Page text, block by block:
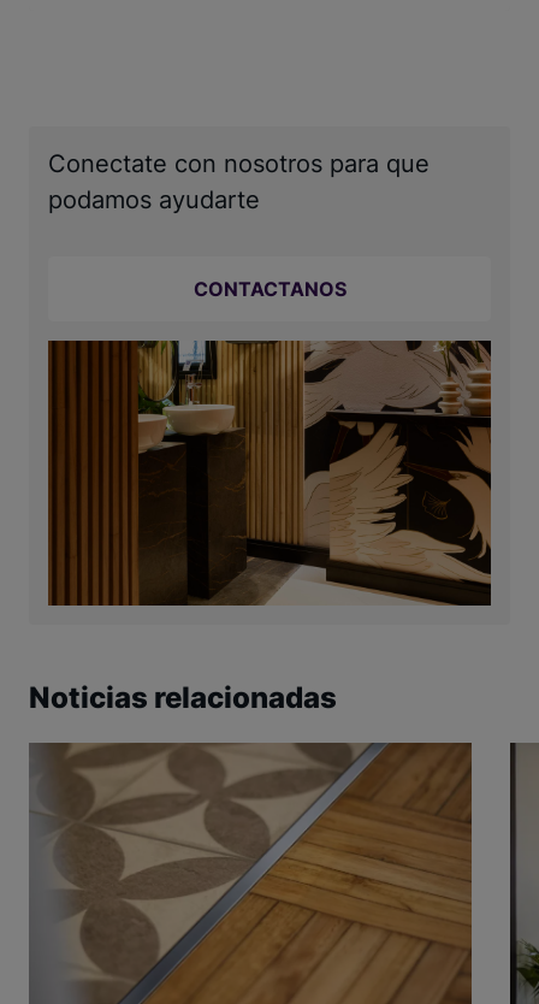
Conectate con nosotros para que
podamos ayudarte
CONTACTANOS
Noticias relacionadas